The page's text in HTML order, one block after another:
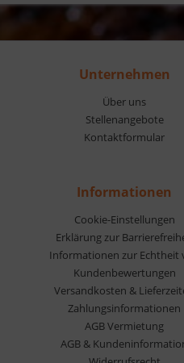
Unternehmen
Über uns
Stellenangebote
Kontaktformular
Informationen
Cookie-Einstellungen
Erklärung zur
Informationen zur Echtheit
Kundenbewertungen
Versandkosten &
Zahlungsinformationen
AGB Vermietung
AGB &